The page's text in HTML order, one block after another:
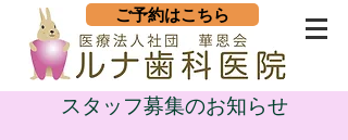
ご予約はこちら
スタッフ募集のお知らせ